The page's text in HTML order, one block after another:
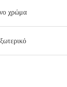
χρώμα